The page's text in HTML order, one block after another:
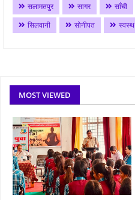
सलामतपुर
सागर साँची
सिलवानी
सोनीपत स्वस्थ
MOST VIEWED